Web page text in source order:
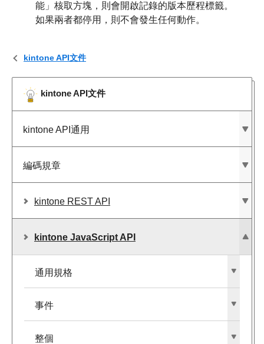
kintone API文件
kintone API文件
kintone API通用
編碼規章
kintone REST API
kintone JavaScript API
通用規格
事件
整個
能」核取方塊，則會開啟記錄的版本歷程標籤。
如果兩者都停用，則不會發生任何動作。